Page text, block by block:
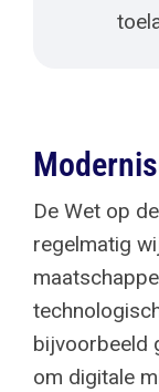
De Wet op
regelmatig
bijvoorbeeld
om digitale